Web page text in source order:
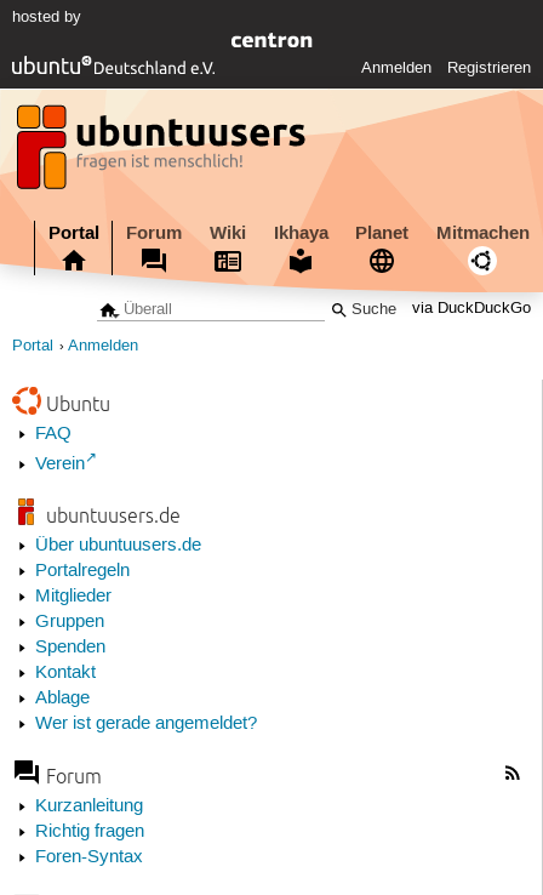
hosted by
Anmelden Registrieren
Portal Forum Wiki Ikhaya Planet Mitmachen
via DuckDuckGo
Portal Anmelden
Ubuntu
FAQ
Verein
ubuntuusers.de
Über ubuntuusers.de
Portalregeln
Mitglieder
Gruppen
Spenden
Kontakt
Ablage
Wer ist gerade angemeldet?
Forum
Kurzanleitung
Richtig fragen
Foren-Syntax